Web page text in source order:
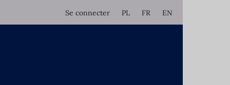
Se connecter PL FR EN